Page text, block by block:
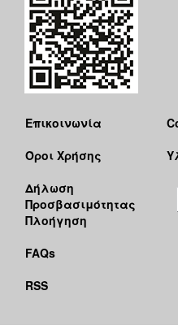
Επικοινωνία
Όροι Χρήσης
Δήλωση
Προσβασιμότητας
Πλοήγηση
FAQs
RSS